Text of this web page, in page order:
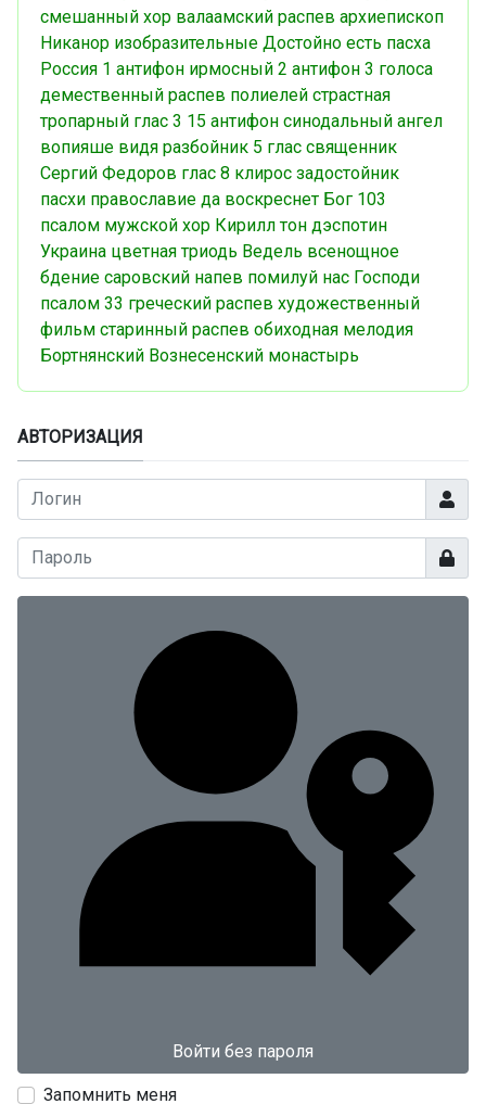
смешанный хор валаамский распев архиепископ
Никанор изобразительные Достойно есть пасха
Россия 1 антифон ирмосный 2 антифон 3 голоса
демественный распев полиелей страстная
тропарный глас 3 15 антифон синодальный ангел
вопияше видя разбойник 5 глас священник
Сергий Федоров глас 8 клирос задостойник
пасхи православие да воскреснет Бог 103
псалом мужской хор Кирилл тон дэспотин
Украина цветная триодь Ведель всенощное
бдение саровский напев помилуй нас Господи
псалом 33 греческий распев художественный
фильм старинный распев обиходная мелодия
Бортнянский Вознесенский монастырь
АВТОРИЗАЦИЯ
Логин
Войти без пароля
Запомнить меня